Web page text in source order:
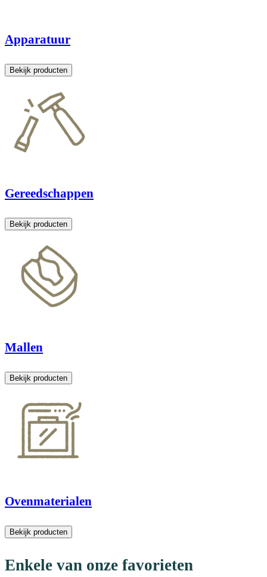
Apparatuur
Bekijk producten
Gereedschappen
Bekijk producten
Mallen
Bekijk producten
Ovenmaterialen
Bekijk producten
Enkele van onze favorieten